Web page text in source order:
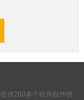
供200多个软件组件供